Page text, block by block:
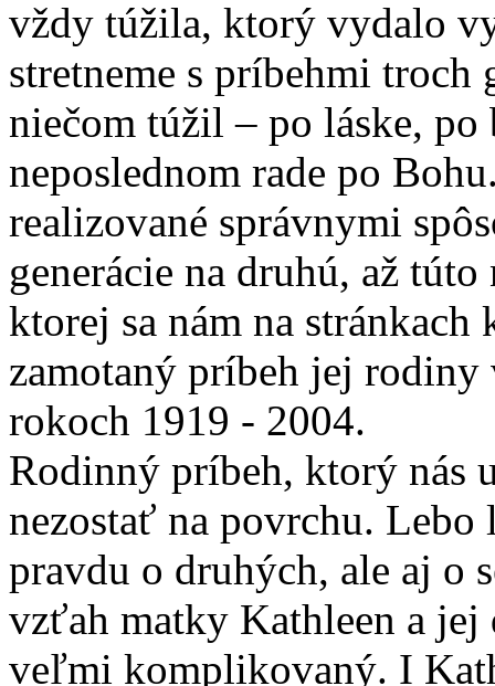
vždy túžila, ktorý vydalo
stretneme s príbehmi
niečom túžil – po láske, po
neposlednom rade po
realizované správnymi
generácie na druhú, až
ktorej sa nám na
zamotaný príbeh jej
rokoch 1919 - 2004.
Rodinný príbeh, ktorý nás
nezostať na povrchu. Lebo
pravdu o druhých, ale aj o
vzťah matky Kathleen a
veľmi komplikovaný. I